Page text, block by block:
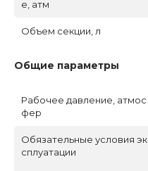
е, атм
Объем секции, л
Общие параметры
Рабочее давление, атмос
фер
Обязательные условия эк
сплуатации